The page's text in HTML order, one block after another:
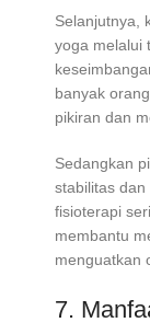
Selanjutnya,
yoga melalui
banyak
pikiran dan
Sedangkan
stabilitas dan
fisioterapi
membantu
menguatkan
7.